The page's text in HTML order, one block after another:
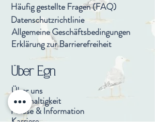
Häufig gestellte Fragen (FAQ)
Datenschutzrichtlinie
Allgemeine Geschäftsbedingungen
Erklärung zur Barrierefreiheit
Über Egn
Über uns
Nachhaltigkeit
Presse & Information
Karriere